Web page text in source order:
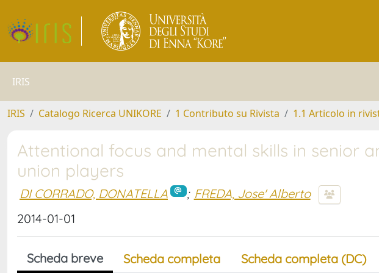
IRIS
IRIS Catalogo Ricerca UNIKORE 1 Contributo su Rivista 1.1 Articolo in
Attentional focus and mental skills in senior
union players
DI CORRADO, DONATELLA ; FREDA, Jose' Alberto
2014-01-01
Scheda breve Scheda completa Scheda completa (DC)